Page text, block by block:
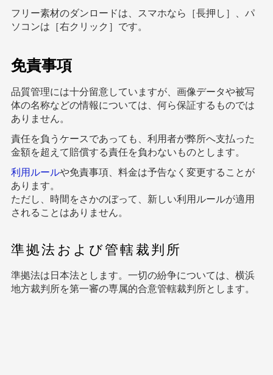
フリー素材のダンロードは、スマホなら［長押し］、パ
ソコンは［右クリック］です。
免責事項
品質管理には十分留意していますが、画像データや被写
体の名称などの情報については、何ら保証するものでは
ありません。
責任を負うケースであっても、利用者が弊所へ支払った
金額を超えて賠償する責任を負わないものとします。
利用ルールや免責事項、料金は予告なく変更することが
あります。
ただし、時間をさかのぼって、新しい利用ルールが適用
されることはありません。
準拠法および管轄裁判所
準拠法は日本法とします。一切の紛争については、横浜
地方裁判所を第一審の専属的合意管轄裁判所とします。